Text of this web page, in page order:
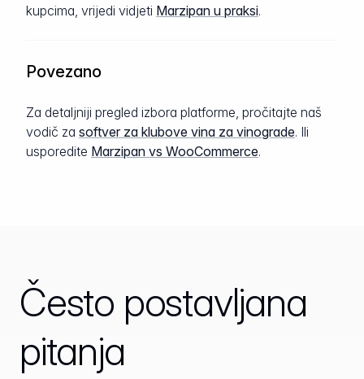
kupcima, vrijedi vidjeti Marzipan u praksi.
Povezano
Za detaljniji pregled izbora platforme, pročitajte naš
vodič za softver za klubove vina za vinograde. Ili
usporedite Marzipan vs WooCommerce.
Često postavljana
pitanja